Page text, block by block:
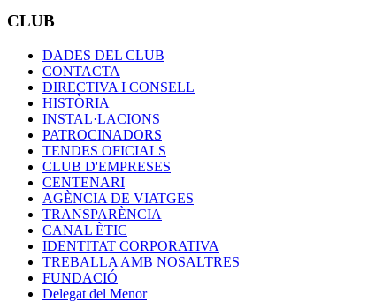
CLUB
DADES DEL CLUB
CONTACTA
DIRECTIVA I CONSELL
HISTÒRIA
INSTAL·LACIONS
PATROCINADORS
TENDES OFICIALS
CLUB D'EMPRESES
CENTENARI
AGÈNCIA DE VIATGES
TRANSPARÈNCIA
CANAL ÈTIC
IDENTITAT CORPORATIVA
TREBALLA AMB NOSALTRES
FUNDACIÓ
Delegat del Menor